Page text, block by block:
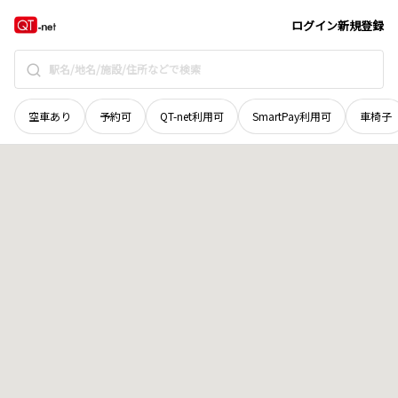
ログイン新規登録
空車あり 予約可 QT-net利用可 SmartPay利用可 車椅子
鳥取県